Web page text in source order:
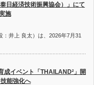
日経済技術振興協会）」にて
施
井上 良太）は、2026年7月31
成イベント「THAILAND²」開
能強化へ